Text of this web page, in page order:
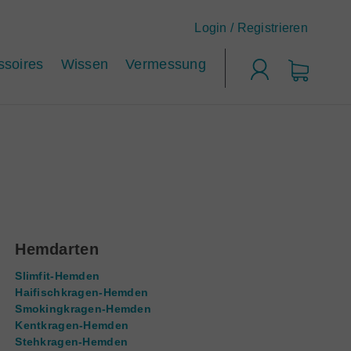
Wissen
Vermessung
Login / Registrieren
Hemdarten
Slimfit-Hemden
Haifischkragen-Hemden
Smokingkragen-Hemden
Kentkragen-Hemden
Stehkragen-Hemden